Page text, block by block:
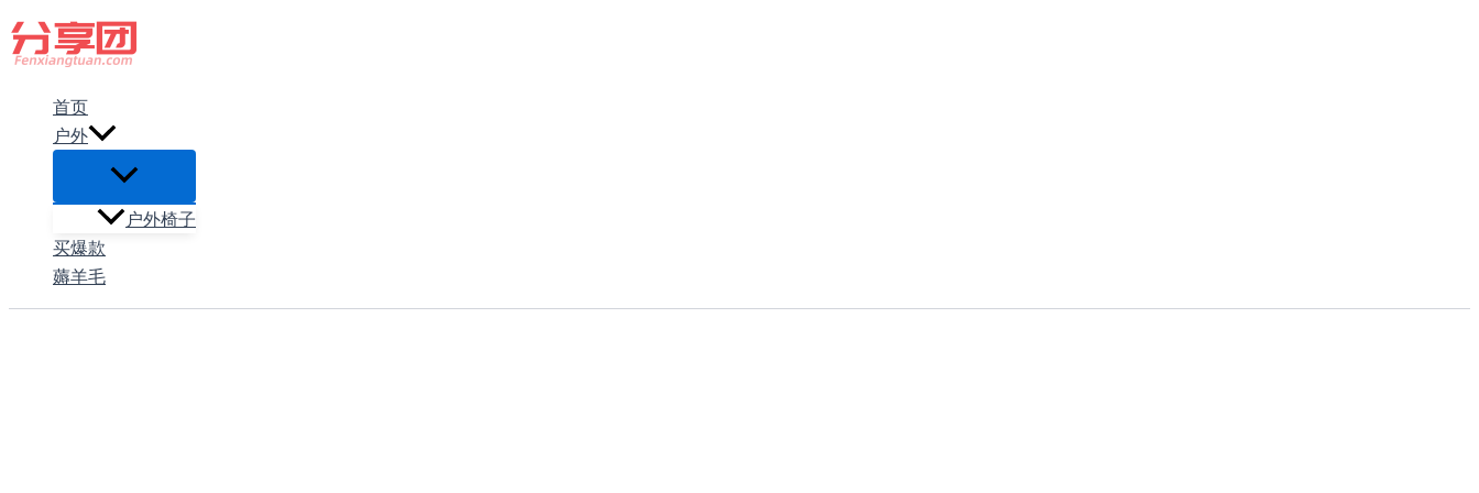
跳
至
首页
户外
户外椅子
买爆款
薅羊毛